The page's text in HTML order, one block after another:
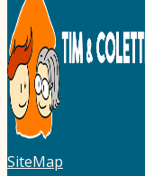
SiteMap